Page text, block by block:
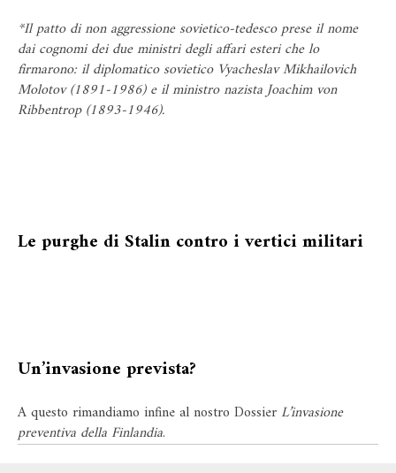
*Il patto di non aggressione sovietico-tedesco prese il nome
dai cognomi dei due ministri degli affari esteri che lo
firmarono: il diplomatico sovietico Vyacheslav Mikhailovich
Molotov (1891-1986) e il ministro nazista Joachim von
Ribbentrop (1893-1946).
Le purghe di Stalin contro i vertici militari
Un’invasione prevista?
A questo rimandiamo infine al nostro Dossier L’invasione
preventiva della Finlandia.